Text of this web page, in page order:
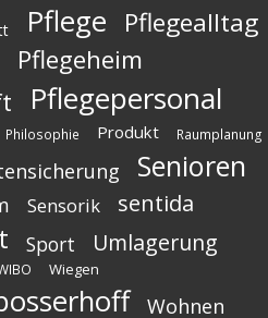
Pflege Pflegealltag
Pflegeheim
Pflegepersonal
Philosophie Produkt Raumplanung
Senioren
Sensorik sentida
Sport Umlagerung
Wiegen
Wohnen